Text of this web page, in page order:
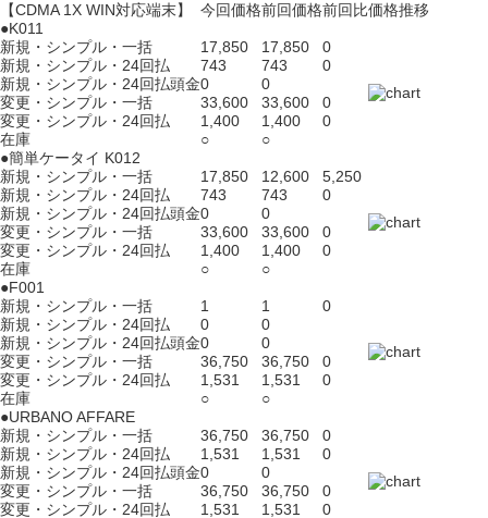
【CDMA 1X WIN対応端末】 今回価格前回価格前回比価格推移
●K011
新規・シンプル・一括
17,850 17,850
0
新規・シンプル・24回払
743 743
0
新規・シンプル・24回払頭金0
0
変更・シンプル・一括
33,600 33,600
0
変更・シンプル・24回払
1,400 1,400
0
在庫
○
○
●簡単ケータイ K012
新規・シンプル・一括
17,850 12,600
5,250
新規・シンプル・24回払
743 743
0
新規・シンプル・24回払頭金0
0
変更・シンプル・一括
33,600 33,600
0
変更・シンプル・24回払
1,400 1,400
0
在庫
○
○
●F001
新規・シンプル・一括
1 1
0
新規・シンプル・24回払
0
0
新規・シンプル・24回払頭金0
0
変更・シンプル・一括
36,750 36,750
0
変更・シンプル・24回払
1,531 1,531
0
在庫
○
○
●URBANO AFFARE
新規・シンプル・一括
36,750 36,750
0
新規・シンプル・24回払
1,531 1,531
0
新規・シンプル・24回払頭金0
0
変更・シンプル・一括
36,750 36,750
0
変更・シンプル・24回払
1,531 1,531
0